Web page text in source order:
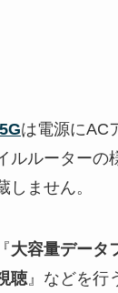
は電源にAC
ルルーターの
しません。
大容量データ
聴』などを行